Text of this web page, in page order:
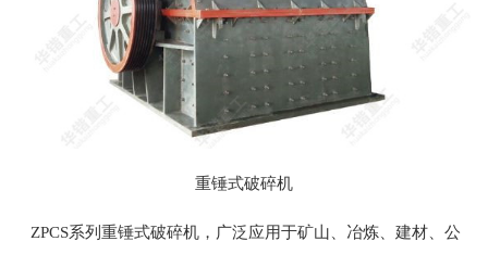
重锤式破碎机
ZPCS系列重锤式破碎机，广泛应用于矿山、冶炼、建材、公